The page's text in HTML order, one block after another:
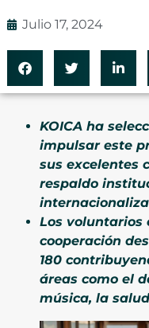
Julio 17, 2024
KOICA ha
impulsar este
sus excelentes
respaldo
Los voluntarios
cooperación
180
áreas como el
música, la